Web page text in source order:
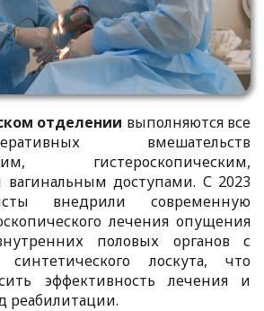
отделении выполняются все
вмешательств
гистероскопическим,
доступами. С 2023
внедрили современную
лечения опущения
половых органов с
синтетического лоскута, что
эффективность лечения и
реабилитации.